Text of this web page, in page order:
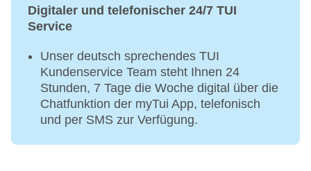
Digitaler und telefonischer 24/7 TUI
Service
Unser deutsch sprechendes TUI
Kundenservice Team steht Ihnen 24
Stunden, 7 Tage die Woche digital über die
Chatfunktion der myTui App, telefonisch
und per SMS zur Verfügung.